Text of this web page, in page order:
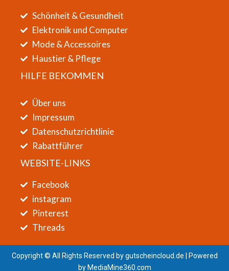
Schönheit & Gesundheit
Elektronik und Computer
Mode & Accessoires
Haustier & Pflege
HILFE BEKOMMEN
Über uns
Impressum
Datenschutzrichtlinie
Rabattführer
WEBSITE-LINKS
Facebook
instagram
Pinterest
Threads
Copyright © All Rights Reserved bygutscheincloud.de | Powered
by MediaMine360.com